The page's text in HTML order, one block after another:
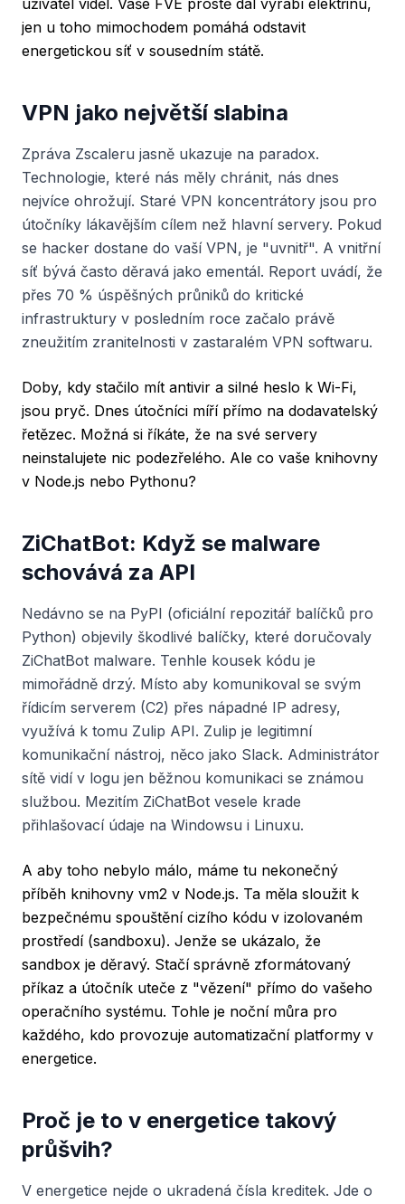
uživatel viděl. Vaše FVE prostě dál vyrábí elektřinu,
jen u toho mimochodem pomáhá odstavit
energetickou síť v sousedním státě.
VPN jako největší slabina
Zpráva Zscaleru jasně ukazuje na paradox.
Technologie, které nás měly chránit, nás dnes
nejvíce ohrožují. Staré VPN koncentrátory jsou pro
útočníky lákavějším cílem než hlavní servery. Pokud
se hacker dostane do vaší VPN, je "uvnitř". A vnitřní
síť bývá často děravá jako ementál. Report uvádí, že
přes 70 % úspěšných průniků do kritické
infrastruktury v posledním roce začalo právě
zneužitím zranitelnosti v zastaralém VPN softwaru.
Doby, kdy stačilo mít antivir a silné heslo k Wi-Fi,
jsou pryč. Dnes útočníci míří přímo na dodavatelský
řetězec. Možná si říkáte, že na své servery
neinstalujete nic podezřelého. Ale co vaše knihovny
v Node.js nebo Pythonu?
ZiChatBot: Když se malware
schovává za API
Nedávno se na PyPI (oficiální repozitář balíčků pro
Python) objevily škodlivé balíčky, které doručovaly
ZiChatBot malware. Tenhle kousek kódu je
mimořádně drzý. Místo aby komunikoval se svým
řídicím serverem (C2) přes nápadné IP adresy,
využívá k tomu Zulip API. Zulip je legitimní
komunikační nástroj, něco jako Slack. Administrátor
sítě vidí v logu jen běžnou komunikaci se známou
službou. Mezitím ZiChatBot vesele krade
přihlašovací údaje na Windowsu i Linuxu.
A aby toho nebylo málo, máme tu nekonečný
příběh knihovny vm2 v Node.js. Ta měla sloužit k
bezpečnému spouštění cizího kódu v izolovaném
prostředí (sandboxu). Jenže se ukázalo, že
sandbox je děravý. Stačí správně zformátovaný
příkaz a útočník uteče z "vězení" přímo do vašeho
operačního systému. Tohle je noční můra pro
každého, kdo provozuje automatizační platformy v
energetice.
Proč je to v energetice takový
průšvih?
V energetice nejde o ukradená čísla kreditek. Jde o